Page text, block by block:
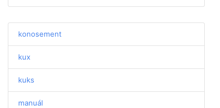
konosement
kux
kuks
manuál